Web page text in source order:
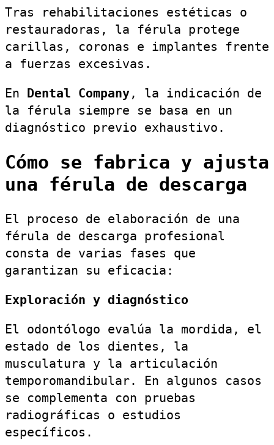
Tras rehabilitaciones estéticas o
restauradoras, la férula protege
carillas, coronas e implantes frente
a fuerzas excesivas.
En Dental Company, la indicación de
la férula siempre se basa en un
diagnóstico previo exhaustivo.
Cómo se fabrica y ajusta
una férula de descarga
El proceso de elaboración de una
férula de descarga profesional
consta de varias fases que
garantizan su eficacia:
Exploración y diagnóstico
El odontólogo evalúa la mordida, el
estado de los dientes, la
musculatura y la articulación
temporomandibular. En algunos casos
se complementa con pruebas
radiográficas o estudios
específicos.